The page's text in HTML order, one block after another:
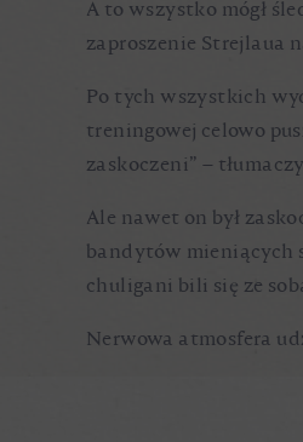
A to wszystko mógł
zaproszenie Strejlaua
Po tych wszystkich
treningowej celowo
zaskoczeni” –
Ale nawet on był
bandytów mieniących
chuligani bili się ze
Nerwowa atmosfera